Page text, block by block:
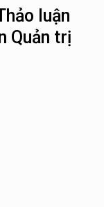
luận
Quản trị